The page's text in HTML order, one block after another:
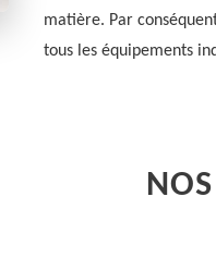
matière. Par
tous les équipements